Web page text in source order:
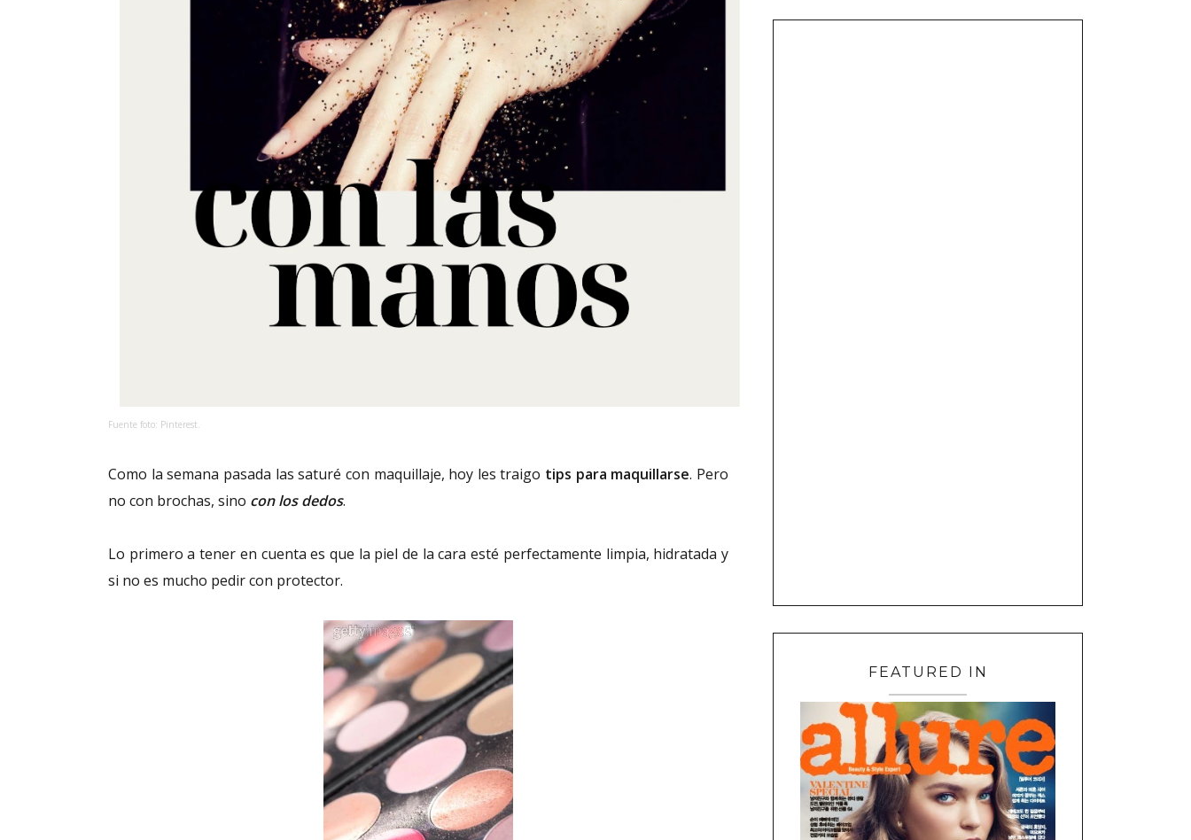
Fuente foto: Pinterest.
Como la semana pasada las saturé con maquillaje, hoy les traigo tips para maquillarse. Pero
no con brochas, sino con los dedos.
Lo primero a tener en cuenta es que la piel de la cara esté perfectamente limpia, hidratada y
si no es mucho pedir con protector.
FEATURED IN